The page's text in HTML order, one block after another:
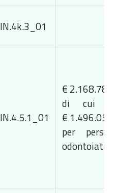
IN.4k.3_01
IN.4.5.1_01
€
di cui
€
per